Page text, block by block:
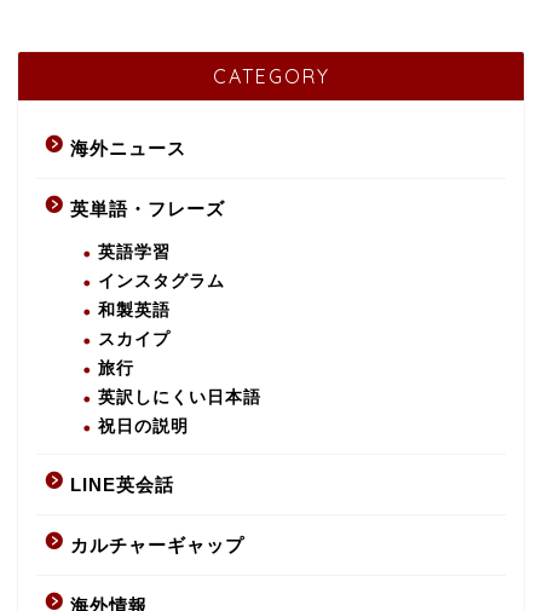
CATEGORY
海外ニュース
英単語・フレーズ
英語学習
インスタグラム
和製英語
スカイプ
旅行
英訳しにくい日本語
祝日の説明
LINE英会話
カルチャーギャップ
海外情報